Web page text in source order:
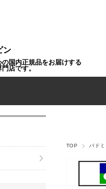
ン
国内正規品をお届けする
店です。
TOP バド